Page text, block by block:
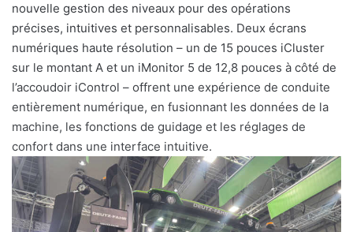
nouvelle gestion des niveaux pour des opérations
précises, intuitives et personnalisables. Deux écrans
numériques haute résolution – un de 15 pouces iCluster
sur le montant A et un iMonitor 5 de 12,8 pouces à côté de
l’accoudoir iControl – offrent une expérience de conduite
entièrement numérique, en fusionnant les données de la
machine, les fonctions de guidage et les réglages de
confort dans une interface intuitive.